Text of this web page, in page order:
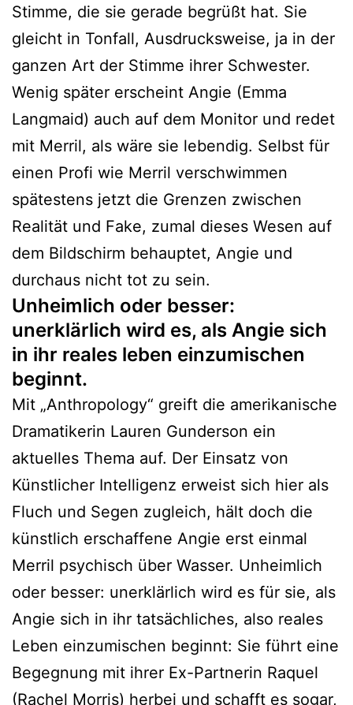
Stimme, die sie gerade begrüßt hat. Sie
gleicht in Tonfall, Ausdrucksweise, ja in der
ganzen Art der Stimme ihrer Schwester.
Wenig später erscheint Angie (Emma
Langmaid) auch auf dem Monitor und redet
mit Merril, als wäre sie lebendig. Selbst für
einen Profi wie Merril verschwimmen
spätestens jetzt die Grenzen zwischen
Realität und Fake, zumal dieses Wesen auf
dem Bildschirm behauptet, Angie und
durchaus nicht tot zu sein.
Unheimlich oder besser:
unerklärlich wird es, als Angie sich
in ihr reales leben einzumischen
beginnt.
Mit „Anthropology“ greift die amerikanische
Dramatikerin Lauren Gunderson ein
aktuelles Thema auf. Der Einsatz von
Künstlicher Intelligenz erweist sich hier als
Fluch und Segen zugleich, hält doch die
künstlich erschaffene Angie erst einmal
Merril psychisch über Wasser. Unheimlich
oder besser: unerklärlich wird es für sie, als
Angie sich in ihr tatsächliches, also reales
Leben einzumischen beginnt: Sie führt eine
Begegnung mit ihrer Ex-Partnerin Raquel
(Rachel Morris) herbei und schafft es sogar,